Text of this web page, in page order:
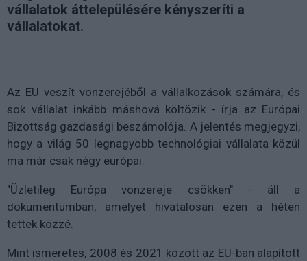
vállalatok áttelepülésére kényszeríti a
vállalatokat.
Az EU veszít vonzerejéből a vállalkozások számára, és
sok vállalat inkább máshová költözik - írja az Európai
Bizottság gazdasági beszámolója. A jelentés megjegyzi,
hogy a világ 50 legnagyobb technológiai vállalata közül
ma már csak négy európai.
"Üzletileg Európa vonzereje csökken" - áll a
dokumentumban, amelyet hivatalosan ezen a héten
tettek közzé.
Mint ismeretes, 2008 és 2021 között az EU-ban alapított